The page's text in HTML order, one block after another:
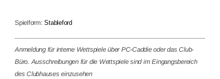
Spielform:Stableford
Anmeldung für interne Wettspiele über PC-Caddie oder das Club-
Büro. Ausschreibungen für die Wettspiele sind im Eingangsbereich
des Clubhauses einzusehen